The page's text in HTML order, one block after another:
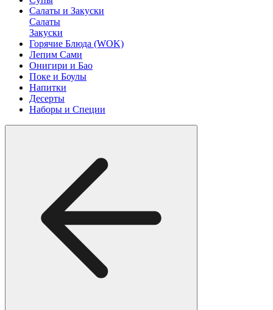
Салаты и Закуски
Салаты
Закуски
Горячие Блюда (WOK)
Лепим Сами
Онигири и Бао
Поке и Боулы
Напитки
Десерты
Наборы и Специи